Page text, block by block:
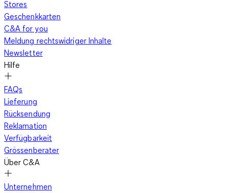
Stores
Geschenkkarten
C&A for you
Meldung rechtswidriger Inhalte
Newsletter
Hilfe
FAQs
Lieferung
Rücksendung
Reklamation
Verfügbarkeit
Grössenberater
Über C&A
Unternehmen